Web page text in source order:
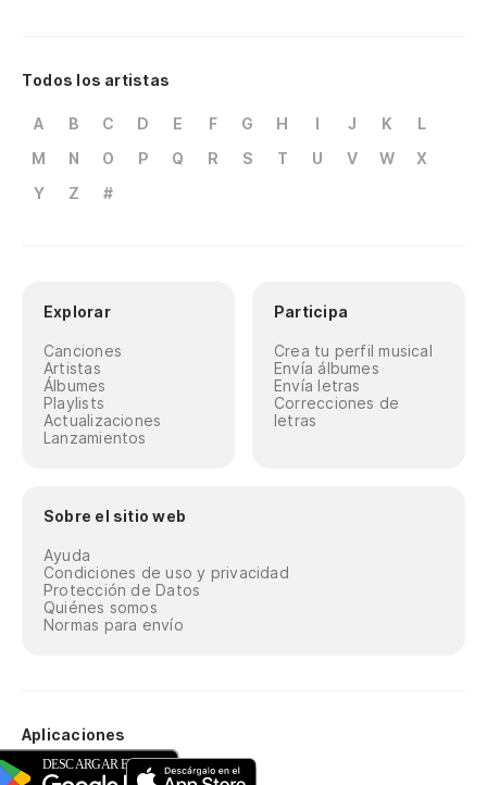
Todos los artistas
A B C D E F G H I J K
L
M
N O P Q R S T U V W
X
Y
Z #
Explorar
Canciones
Artistas
Álbumes
Playlists
Actualizaciones
Lanzamientos
Participa
Crea tu perfil musical
Envía álbumes
Envía letras
Correcciones de
letras
Sobre el sitio web
Ayuda
Condiciones de uso y privacidad
Protección de Datos
Quiénes somos
Normas para envío
Aplicaciones